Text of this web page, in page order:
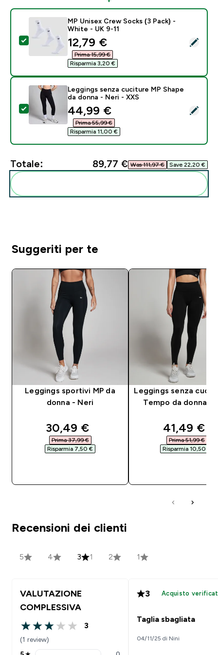
Seleziona questo prodotto - MP Unisex Crew Socks
MP Unisex Crew Socks (3 Pack) -
White - UK 9-11
discounted price
12,79 €‎
Prima 15,99 €‎
Risparmia 3,20 €‎
Seleziona questo prodotto - Leggings senza cuciture
Leggings senza cuciture MP Shape
da donna - Neri - XXS
discounted price
44,99 €‎
Prima 55,99 €‎
Risparmia 11,00 €‎
Totale: 89,77 €‎ Was 111,97 €‎ Save 22,20 €‎
Suggeriti per te
Leggings sportivi MP da
donna - Neri
discounted price
30,49 €‎
Prima 37,99 €‎
Risparmia 7,50 €‎
Leggings senza
Tempo da donna -
41,49 €‎
Prima 51,99 €‎
Risparmia 10,50 €‎
Recensioni dei clienti
5 4 3 1 2 1
VALUTAZIONE
COMPLESSIVA
3 out of 5 stars
3
(1 review)
3 Acquisto
Taglia sbagliata
04/11/25 di Nini